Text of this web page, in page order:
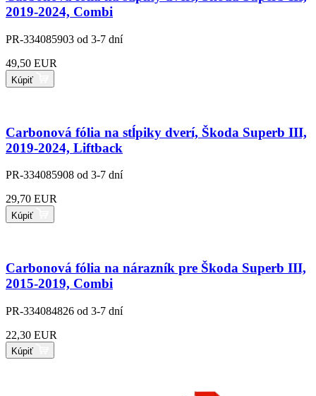
2019-2024, Combi
PR-334085903 od 3-7 dní
49,50 EUR
Kúpiť
Carbonová fólia na stĺpiky dverí, Škoda Superb III,
2019-2024, Liftback
PR-334085908 od 3-7 dní
29,70 EUR
Kúpiť
Carbonová fólia na nárazník pre Škoda Superb III,
2015-2019, Combi
PR-334084826 od 3-7 dní
22,30 EUR
Kúpiť